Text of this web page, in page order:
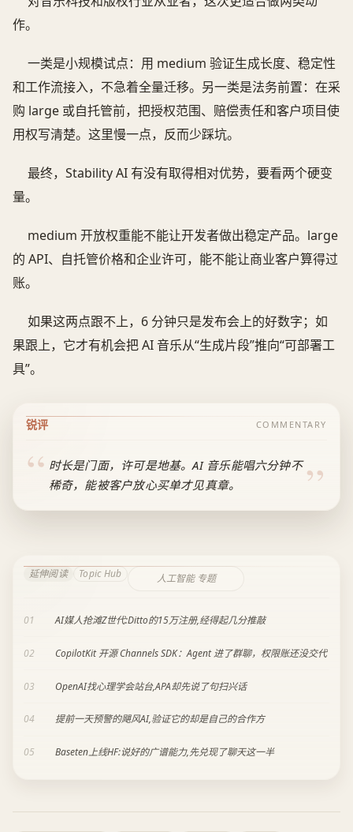
作。
一类是小规模试点：用 medium 验证生成长度、稳定性
和工作流接入，不急着全量迁移。另一类是法务前置：在采
购 large 或自托管前，把授权范围、赔偿责任和客户项目使
用权写清楚。这里慢一点，反而少踩坑。
最终，Stability AI 有没有取得相对优势，要看两个硬变
量。
medium 开放权重能不能让开发者做出稳定产品。large
的 API、自托管价格和企业许可，能不能让商业客户算得过
账。
如果这两点跟不上，6 分钟只是发布会上的好数字；如
果跟上，它才有机会把 AI 音乐从“生成片段”推向“可部署工
具”。
锐评 COMMENTARY
时长是门面，许可是地基。AI 音乐能唱六分钟不
稀奇，能被客户放心买单才见真章。
延伸阅读 Topic Hub 人工智能 专题
01 AI媒人抢滩Z世代:Ditto的15万注册,经得起几分推敲
02 CopilotKit 开源 Channels SDK：Agent 进了群聊，权限账还没交代
03 OpenAI找心理学会站台,APA却先说了句扫兴话
04 提前一天预警的飓风AI,验证它的却是自己的合作方
05 Baseten上线HF:说好的广谱能力,先兑现了聊天这一半